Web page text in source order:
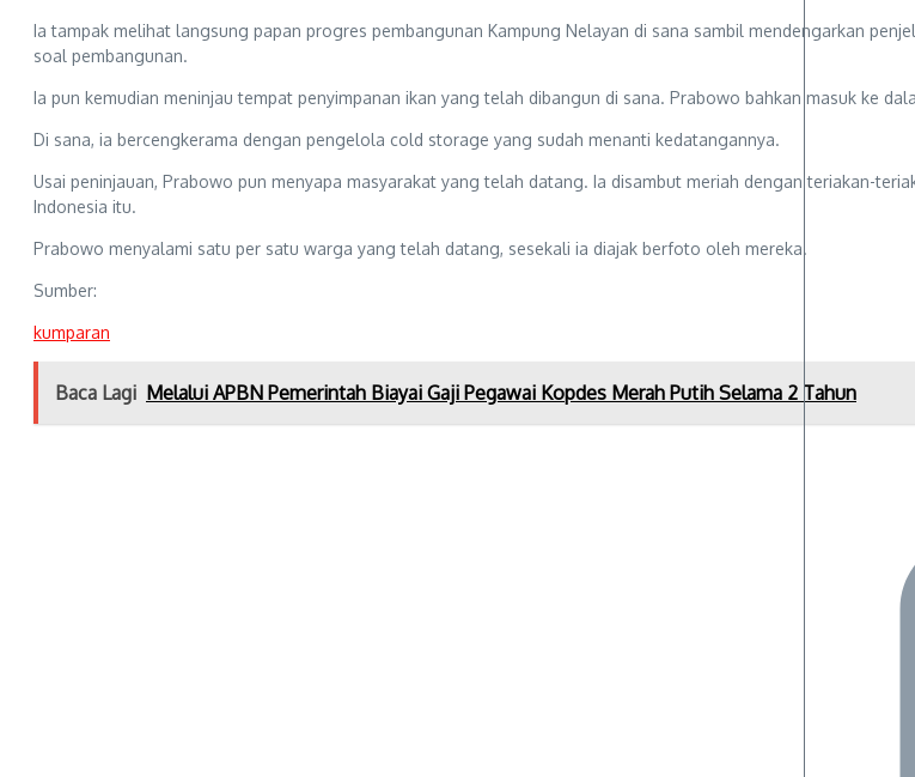
Ia tampak melihat langsung papan progres pembangunan Kampung Nelayan di sana sambil mendengarkan
soal pembangunan.
Ia pun kemudian meninjau tempat penyimpanan ikan yang telah dibangun di sana. Prabowo bahkan masuk ke
Di sana, ia bercengkerama dengan pengelola cold storage yang sudah menanti kedatangannya.
Usai peninjauan, Prabowo pun menyapa masyarakat yang telah datang. Ia disambut meriah dengan teriakan-
Indonesia itu.
Prabowo menyalami satu per satu warga yang telah datang, sesekali ia diajak berfoto oleh mereka.
Sumber:
kumparan
Baca Lagi Melalui APBN Pemerintah Biayai Gaji Pegawai Kopdes Merah Putih Selama 2 Tahun